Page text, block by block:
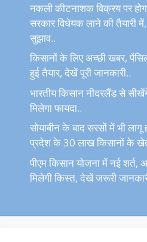
नकली कीटनाशक विक्रय पर
सरकार विधेयक लाने की तैयारी
सुझाव..
किसानों के लिए अच्छी खबर,
हुई तैयार, देखें पूरी जानकारी..
भारतीय किसान नीदरलैंड से
मिलेगा फायदा..
सोयाबीन के बाद सरसों में भी लागू
प्रदेश के 30 लाख किसानों के
पीएम किसान योजना में नई शर्त,
मिलेगी किस्त, देखें जरूरी